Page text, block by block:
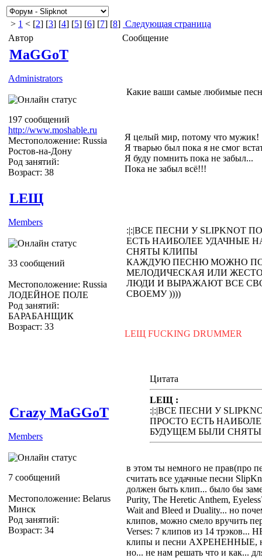
> 1 < [2] [3] [4] [5] [6] [7] [8] Следующая страница
Автор
Сообщение
MaGGoT
Administrators
197 сообщений
http://www.moshable.ru
Местоположение: Russia
Ростов-на-Дону
Род занятий:
Возраст: 38
Какие ваши самые любимые
Я целый мир, потому что мужик!
Я тварью был пока я не смог
Я буду помнить пока не забыл...
Пока не забыл всё!!!
LEЩ
Members
33 сообщений
Местоположение: Russia
ЛОДЕЙНОЕ ПОЛЕ
Род занятий:
БАРАБАНЩИК
Возраст: 33
:|:|ВСЕ ПЕСНИ У SLIPKNOT
ЕСТЬ НАИБОЛЕЕ УДАЧНЫЕ
СНЯТЫ КЛИПЫ
КАЖДУЮ ПЕСНЮ МОЖНО
МЕЛОДИЧЕСКАЯ ИЛИ
ЛЮДИ И ВЫРАЖАЮТ ВСЕ
СВОЕМУ ))))
LEЩ FUCKING DRUMMER
Crazy MaGGoT
Members
7 сообщений
Местоположение: Belarus
Минск
Род занятий:
Возраст: 34
Цитата
LEЩ :
:|:|ВСЕ ПЕСНИ У
ПРОСТО ЕСТЬ
БУДУЩЕМ БЫЛИ
в этом ты немного не прав(про
считать все удачные песни
должен быть клип... было бы
Purity, The Heretic Anthem,
Wait and Bleed и Duality... но
клипов, можно смело вручить
Verses: 7 клипов из 14
клипы и песни АХРЕНЕННЫЕ, но
но... не нам решать что и как...